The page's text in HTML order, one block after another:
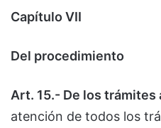
Capítulo VII
Del procedimiento
Art. 15.- De los
atención de todos los